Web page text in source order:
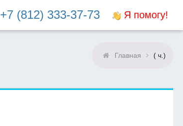
+7 (812) 333-37-73 Я помогу!
Главная ( ч.)